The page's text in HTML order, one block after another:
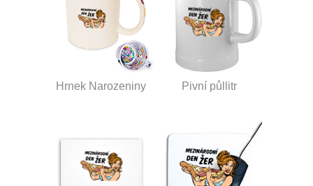
Hrnek Narozeniny Pivní půllitr